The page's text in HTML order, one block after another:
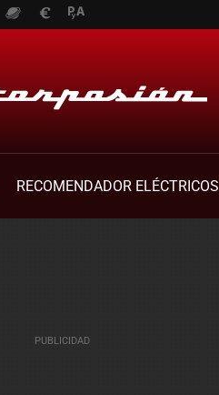
RECOMENDADOR ELÉCTRICOS